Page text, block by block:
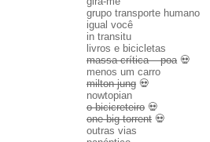
grupo transporte humano
igual você
in transitu
livros e bicicletas
massa crítica – poa💀
menos um carro
milton jung 💀
nowtopian
o bicicreteiro 💀
one big torrent 💀
outras vias